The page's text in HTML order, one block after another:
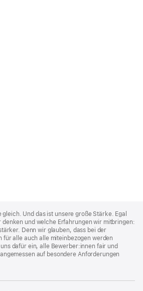
gleich. Und das ist unsere große Stärke. Egal
und welche Erfahrungen wir mitbringen:
Denn wir glauben, dass bei der
für alle auch alle miteinbezogen werden
dafür ein, alle Bewerber:innen fair und
auf besondere Anforderungen